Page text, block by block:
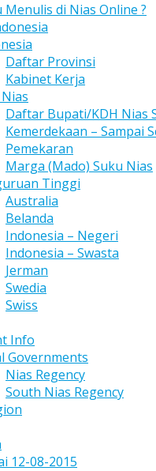
Menulis di Nias Online ?
Daftar Provinsi
Kabinet Kerja
Daftar Bupati/KDH Nias
Kemerdekaan – Sampai
Pemekaran
Marga (Mado) Suku Nias
Tinggi
Australia
Belanda
Indonesia – Negeri
Indonesia – Swasta
Jerman
Swedia
Swiss
Info
Governments
Nias Regency
South Nias Regency
12-08-2015